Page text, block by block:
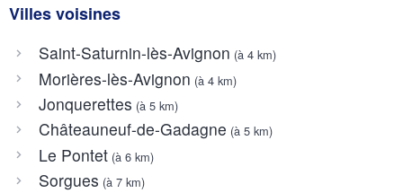
Villes voisines
Saint-Saturnin-lès-Avignon (à 4 km)
Morières-lès-Avignon (à 4 km)
Jonquerettes (à 5 km)
Châteauneuf-de-Gadagne (à 5 km)
Le Pontet(à 6 km)
Sorgues (à 7 km)